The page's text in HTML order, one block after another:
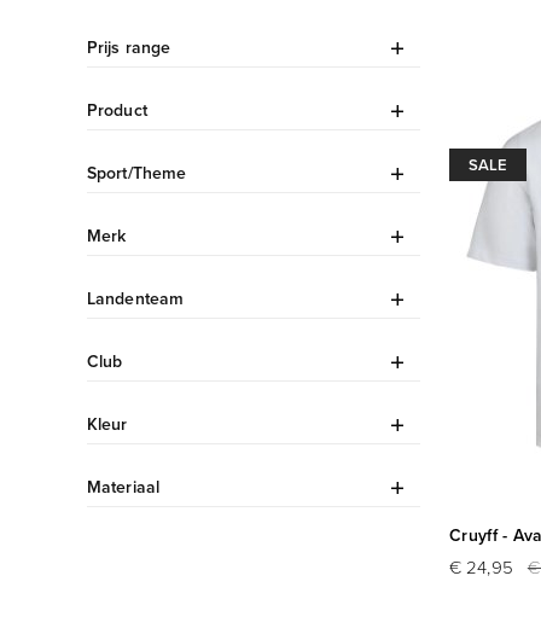
SALE
Cruyff -
€ 24,95
Prijs range
Product
Sport/Theme
Merk
Landenteam
Club
Kleur
Materiaal